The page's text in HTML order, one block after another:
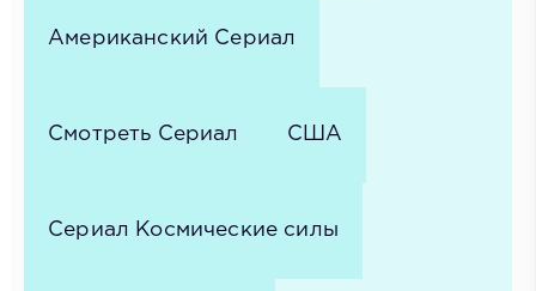
Американский Сериал
Смотреть Сериал США
Сериал Космические силы